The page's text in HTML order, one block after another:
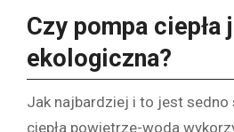
Czy pompa ciepła
ekologiczna?
Jak najbardziej i to jest sedno
ciepła powietrze-woda